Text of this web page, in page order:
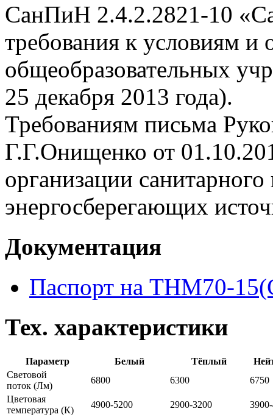
СанПиН 2.4.2.2821-10
требования к условиям и
общеобразовательных
25 декабря 2013 года).
Требованиям письма
Г.Г.Онищенко от
организации
энергосберегающих
Документация
Паспорт на THM70-
Тех. характеристики
Параметр Белый Тёплый
Световой
поток (Лм)
6800 6300
6750
Цветовая
температура (К)
4900-5200 2900-3200